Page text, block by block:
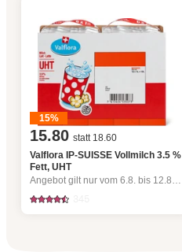
15%
15.80 statt 18.60
Valflora IP-SUISSE Vollmilch 3.5 %
Fett, UHT
Angebot gilt nur vom 6.8. bis 12.8.2026, solange Vorrat.